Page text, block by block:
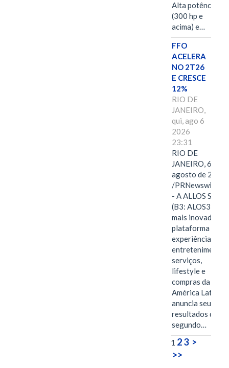
Alta potência
(300 hp e
acima) e…
FFO
ACELERA
NO 2T26
E CRESCE
12%
RIO DE
JANEIRO,
qui, ago 6
2026
23:31
RIO DE
JANEIRO, 6 de
agosto de 2026
/PRNewswire/ -
- A ALLOS S.A.
(B3: ALOS3), a
mais inovadora
plataforma de
experiências,
entretenimento,
serviços,
lifestyle e
compras da
América Latina
anuncia seus
resultados do
segundo…
1 23 >
>>